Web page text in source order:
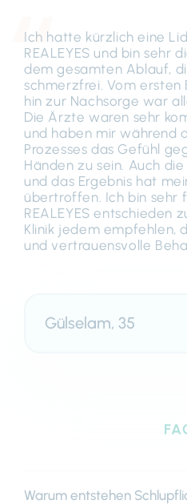
Ich hatte kürzlich eine
REALEYES und bin sehr
dem gesamten Ablauf,
schmerzfrei. Vom ersten
hin zur Nachsorge war
Die Ärzte waren sehr
und haben mir während
Prozesses das Gefühl
Händen zu sein. Auch
und das Ergebnis hat
übertroffen. Ich bin sehr
REALEYES entschieden
Klinik jedem empfehlen,
und vertrauensvolle
Gülselam, 35
Warum entstehen